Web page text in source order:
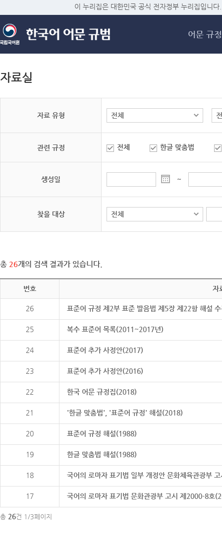
메
이 누리집은 대한민국 공식 전자정부 누리집입니다.
어문 규정
자료실
자료 유형
관련 규정 전체 한글 맞춤법
생성일 ~
찾을 대상
총 26개의 검색 결과가 있습니다.
번호 자
26 표준어 규정 제2부 표준 발음법 제5장 제22항 해설
25 복수 표준어 목록(2011~2017년)
24 표준어 추가 사정안(2017)
23 표준어 추가 사정안(2016)
22 한국 어문 규정집(2018)
21 '한글 맞춤법', '표준어 규정' 해설(2018)
20 표준어 규정 해설(1988)
19 한글 맞춤법 해설(1988)
18 국어의 로마자 표기법 일부 개정안 문화체육관광부
17 국어의 로마자 표기법 문화관광부 고시 제2000-8호
총 26건 1/3페이지